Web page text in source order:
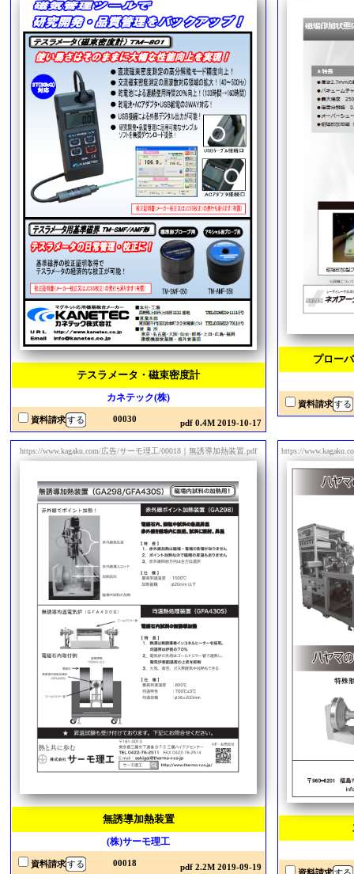
テスラメータ・磁束密度計
カネテック(株)
資料請求 00030 pdf 0.4M 2019-10-17
プロー
資料請求
https://www.kagaku.com/広告/サーモ理工/00018｜無誘導加熱装置.pdf
無誘導加熱装置
(株)サーモ理工
資料請求 00018 pdf 2.2M 2019-09-19
https://